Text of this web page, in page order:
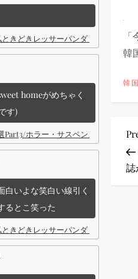
韓
韓
Post
誌
ときどきレッサーパンダ ｜Disney (デ
homeがめちゃく
す)
Part3/ホラー・サスペンス・ノワー
白いよな笑白い線引く
るとこ笑った
ときどきレッサーパンダ ｜Disney (デ